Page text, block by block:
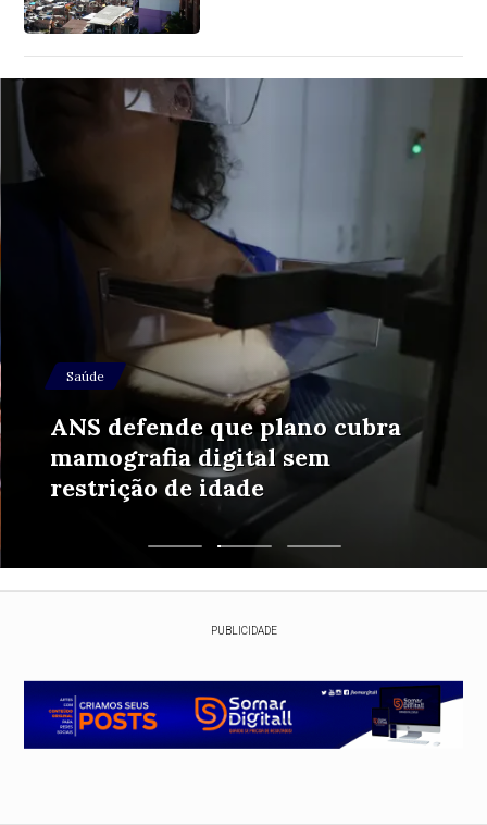
Saúde
ANS defende que plano cubra
mamografia digital sem
restrição de idade
PUBLICIDADE